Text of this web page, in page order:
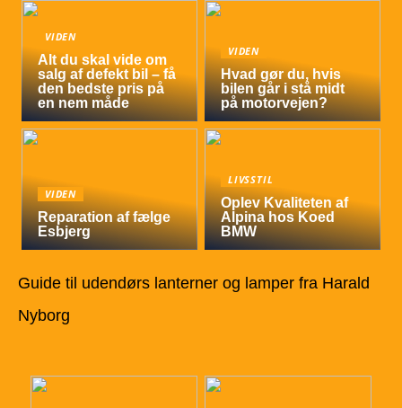
VIDEN
Alt du skal vide om
salg af defekt bil – få
den bedste pris på
en nem måde
VIDEN
Hvad gør du, hvis
bilen går i stå midt
på motorvejen?
VIDEN
Reparation af fælge
Esbjerg
LIVSSTIL
Oplev Kvaliteten af
Alpina hos Koed
BMW
Guide til udendørs lanterner og lamper fra Harald
Nyborg